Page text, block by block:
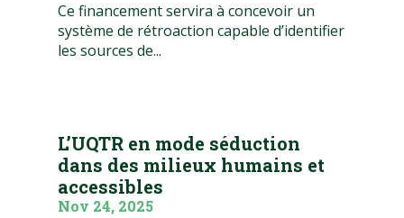
Ce financement servira à concevoir un
système de rétroaction capable d’identifier
les sources de...
L’UQTR en mode séduction
dans des milieux humains et
accessibles
Nov 24, 2025